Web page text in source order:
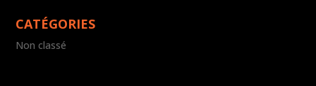
CATÉGORIES
Non classé